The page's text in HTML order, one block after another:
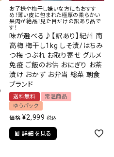
お子様や梅干し嫌いな方にもおすす
め！薄い皮に包まれた極厚の柔らかい
果肉が絶品！見た目だけの訳あり品で
す！
味が選べる♪【訳あり】紀州 南
高梅 梅干し1kg しそ漬/はちみ
つ梅 つぶれ お取り寄せ グルメ
免疫 ご飯のお供 おにぎり お茶
漬け おかず お弁当 総菜 朝食
ブランド
送料無料
常温商品
ゆうパック
価格 ¥2,999 税込
詳細を見る